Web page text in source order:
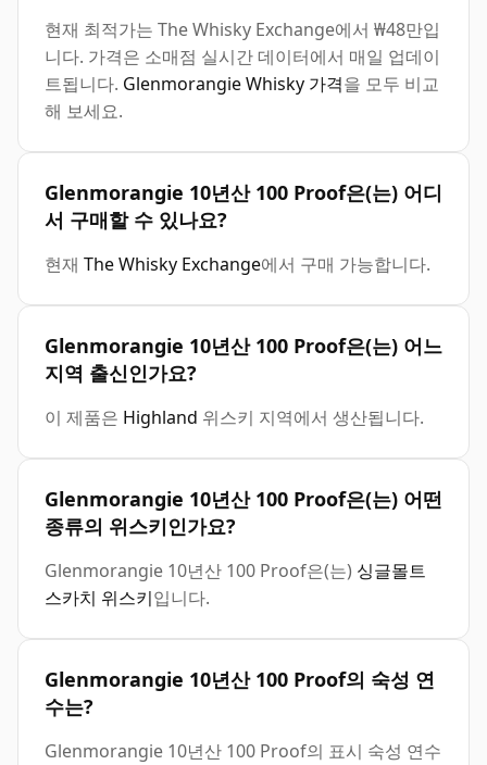
현재 최적가는 The Whisky Exchange에서 ₩48만입
니다. 가격은 소매점 실시간 데이터에서 매일 업데이
트됩니다. Glenmorangie Whisky 가격을 모두 비교
해 보세요.
Glenmorangie 10년산 100 Proof은(는) 어디
서 구매할 수 있나요?
현재 The Whisky Exchange에서 구매 가능합니다.
Glenmorangie 10년산 100 Proof은(는) 어느
지역 출신인가요?
이 제품은 Highland 위스키 지역에서 생산됩니다.
Glenmorangie 10년산 100 Proof은(는) 어떤
종류의 위스키인가요?
Glenmorangie 10년산 100 Proof은(는) 싱글몰트
스카치 위스키입니다.
Glenmorangie 10년산 100 Proof의 숙성 연
수는?
Glenmorangie 10년산 100 Proof의 표시 숙성 연수